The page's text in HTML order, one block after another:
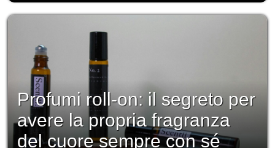
Profumi roll-on: il segreto per
avere la propria fragranza
del cuore sempre con sé